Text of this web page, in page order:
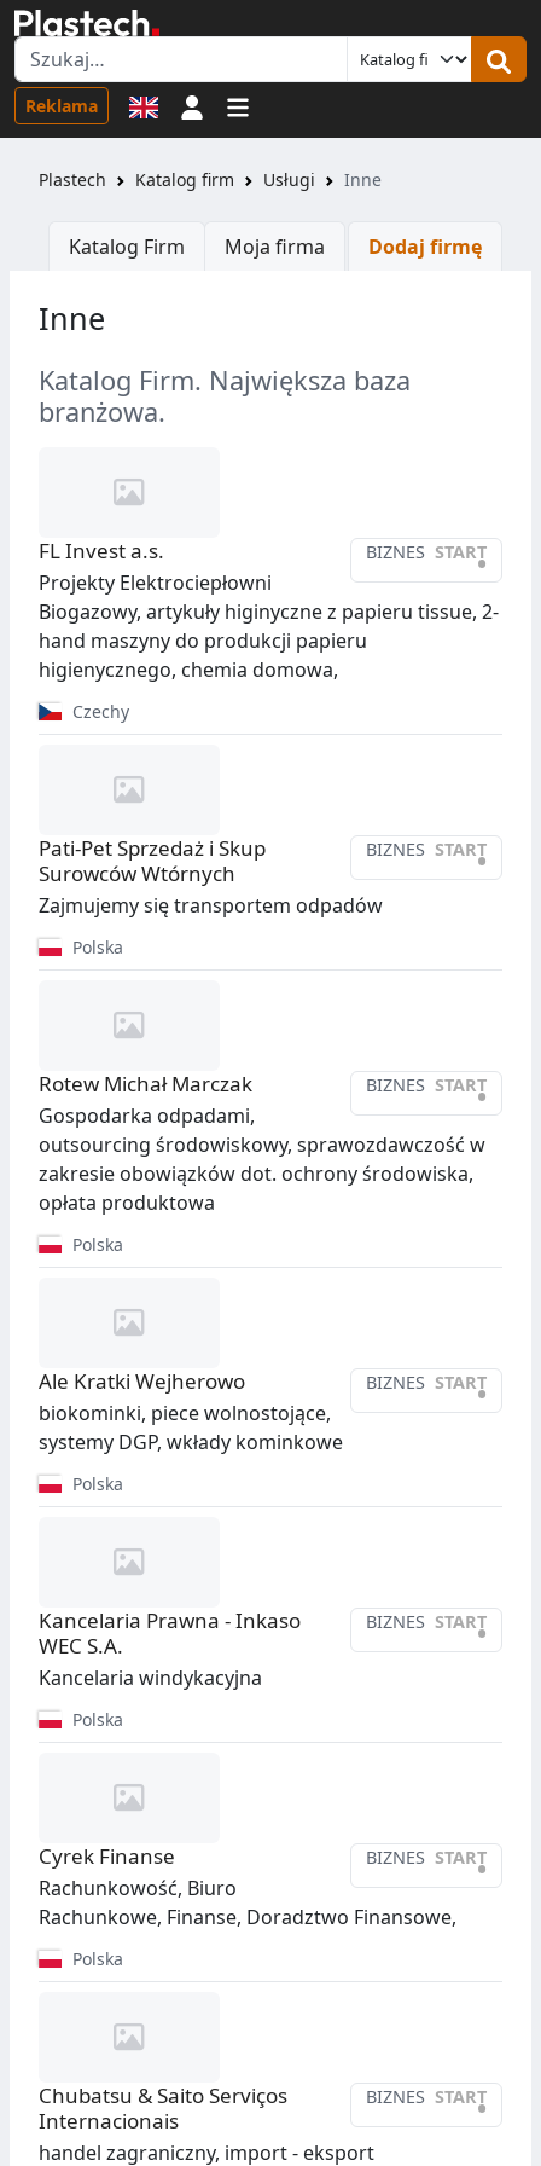
Reklama Logowanie
Plastech Katalog firm Usługi Inne
Katalog Firm Moja firma Dodaj firmę
Inne
Katalog Firm. Największa baza
branżowa.
BIZNES START
•
FL Invest a.s.
Projekty Elektrociepłowni
Biogazowy, artykuły higinyczne z papieru tissue, 2-
hand maszyny do produkcji papieru
higienycznego, chemia domowa,
Czechy
BIZNES START
•
Pati-Pet Sprzedaż i Skup
Surowców Wtórnych
Zajmujemy się transportem odpadów
Polska
BIZNES START
•
Rotew Michał Marczak
Gospodarka odpadami,
outsourcing środowiskowy, sprawozdawczość w
zakresie obowiązków dot. ochrony środowiska,
opłata produktowa
Polska
BIZNES START
•
Ale Kratki Wejherowo
biokominki, piece wolnostojące,
systemy DGP, wkłady kominkowe
Polska
BIZNES START
•
Kancelaria Prawna - Inkaso
WEC S.A.
Kancelaria windykacyjna
Polska
BIZNES START
•
Cyrek Finanse
Rachunkowość, Biuro
Rachunkowe, Finanse, Doradztwo Finansowe,
Polska
BIZNES START
•
Chubatsu & Saito Serviços
Internacionais
handel zagraniczny, import - eksport